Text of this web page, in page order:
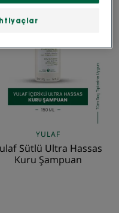
YULAF
Sütlü Ultra Hassas
Kuru Şampuan